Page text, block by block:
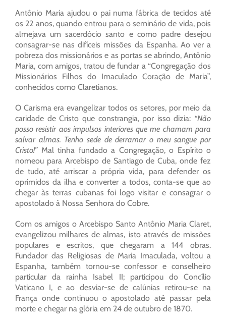
Antônio Maria ajudou o pai numa fábrica de tecidos até
os 22 anos, quando entrou para o seminário de vida, pois
almejava um sacerdócio santo e como padre desejou
consagrar-se nas difíceis missões da Espanha. Ao ver a
pobreza dos missionários e as portas se abrindo, Antônio
Maria, com amigos, tratou de fundar a “Congregação dos
Missionários Filhos do Imaculado Coração de Maria”,
conhecidos como Claretianos.
O Carisma era evangelizar todos os setores, por meio da
caridade de Cristo que constrangia, por isso dizia: “Não
posso resistir aos impulsos interiores que me chamam para
salvar almas. Tenho sede de derramar o meu sangue por
Cristo!”Mal tinha fundado a Congregação, o Espírito o
nomeou para Arcebispo de Santiago de Cuba, onde fez
de tudo, até arriscar a própria vida, para defender os
oprimidos da ilha e converter a todos, conta-se que ao
chegar às terras cubanas foi logo visitar e consagrar o
apostolado à Nossa Senhora do Cobre.
Com os amigos o Arcebispo Santo Antônio Maria Claret,
evangelizou milhares de almas, isto através de missões
populares e escritos, que chegaram a 144 obras.
Fundador das Religiosas de Maria Imaculada, voltou a
Espanha, também tornou-se confessor e conselheiro
particular da rainha Isabel II; participou do Concílio
Vaticano I, e ao desviar-se de calúnias retirou-se na
França onde continuou o apostolado até passar pela
morte e chegar na glória em 24 de outubro de 1870.